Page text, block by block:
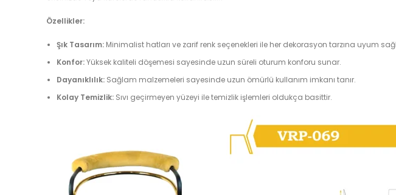
Özellikler:
Şık Tasarım: Minimalist hatları ve zarif renk seçenekleri ile her dekorasyon tarzına uyum
Konfor:Yüksek kaliteli döşemesi sayesinde uzun süreli oturum konforu sunar.
Dayanıklılık: Sağlam malzemeleri sayesinde uzun ömürlü kullanım imkanı tanır.
Kolay Temizlik: Sıvı geçirmeyen yüzeyi ile temizlik işlemleri oldukça basittir.